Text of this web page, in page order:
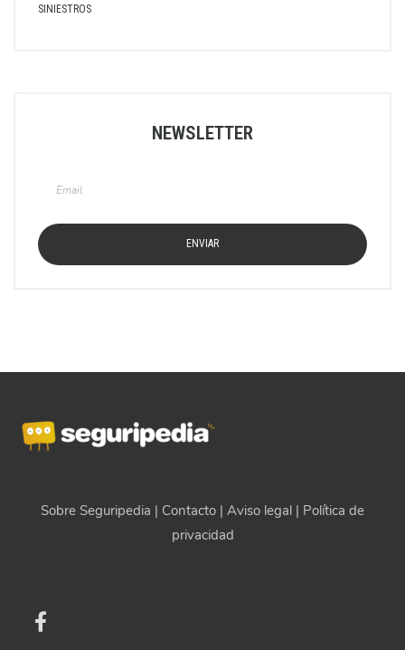
SINIESTROS
NEWSLETTER
Sobre Seguripedia | Contacto | Aviso legal | Política de
privacidad